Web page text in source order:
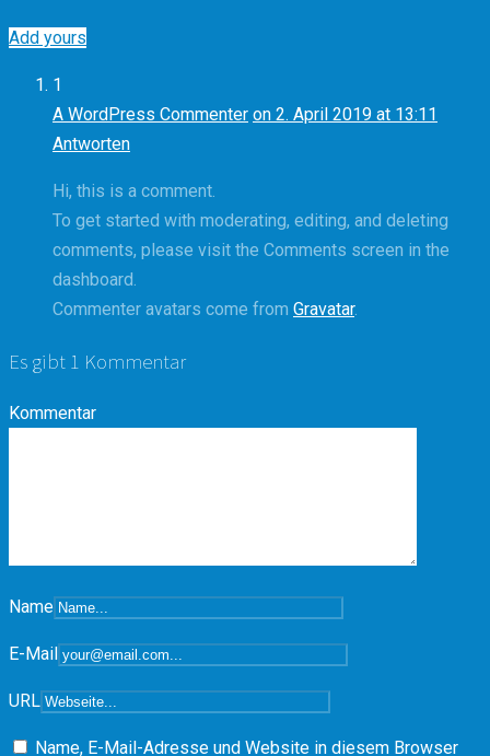
Add yours
1
A WordPress Commenter on 2. April 2019 at 13:11
Antworten
Hi, this is a comment.
To get started with moderating, editing, and deleting
comments, please visit the Comments screen in the
dashboard.
Commenter avatars come from Gravatar.
Es gibt 1 Kommentar
Kommentar
Name
E-Mail
URL
Name, E-Mail-Adresse und Website in diesem Browser